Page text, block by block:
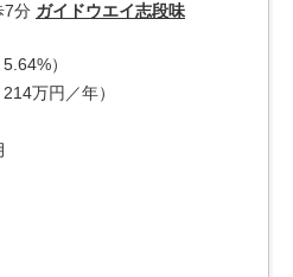
7分 ガイドウエイ志段味
）
万円／年）